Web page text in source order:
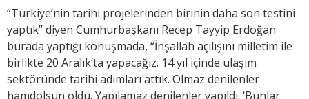
“Türkiye’nin tarihi projelerinden birinin daha son testini
yaptık” diyen Cumhurbaşkanı Recep Tayyip Erdoğan
burada yaptığı konuşmada, “İnşallah açılışını milletim ile
birlikte 20 Aralık’ta yapacağız. 14 yıl içinde ulaşım
sektöründe tarihi adımları attık. Olmaz denilenler
hamdolsun oldu. Yapılamaz denilenler yapıldı. ‘Bunlar